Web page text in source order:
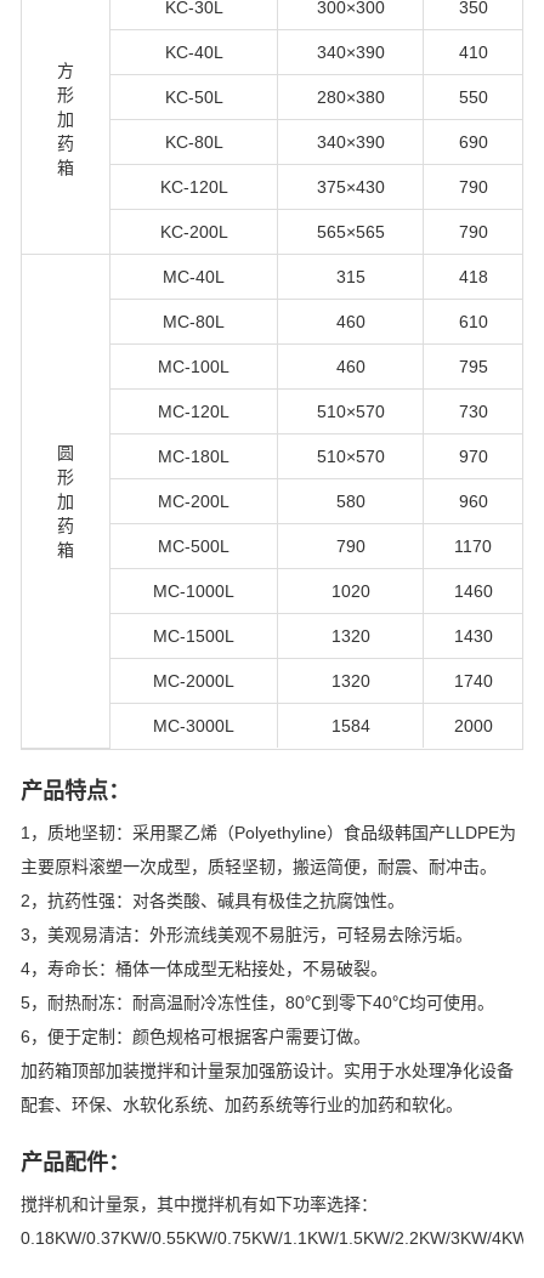
方
形
加
药
箱
KC-30L 300×300 350
KC-40L 340×390 410
KC-50L 280×380 550
KC-80L 340×390 690
KC-120L 375×430 790
KC-200L 565×565 790
圆
形
加
药
箱
MC-40L 315 418
MC-80L 460 610
MC-100L 460 795
MC-120L 510×570 730
MC-180L 510×570 970
MC-200L 580 960
MC-500L 790 1170
MC-1000L 1020 1460
MC-1500L 1320 1430
MC-2000L 1320 1740
MC-3000L 1584 2000
产品特点：
1，质地坚韧：采用聚乙烯（Polyethyline）食品级韩国产LLDPE为
主要原料滚塑一次成型，质轻坚韧，搬运简便，耐震、耐冲击。
2，抗药性强：对各类酸、碱具有极佳之抗腐蚀性。
3，美观易清洁：外形流线美观不易脏污，可轻易去除污垢。
4，寿命长：桶体一体成型无粘接处，不易破裂。
5，耐热耐冻：耐高温耐冷冻性佳，80℃到零下40℃均可使用。
6，便于定制：颜色规格可根据客户需要订做。
加药箱顶部加装搅拌和计量泵加强筋设计。实用于水处理净化设备
配套、环保、水软化系统、加药系统等行业的加药和软化。
产品配件：
搅拌机和计量泵，其中搅拌机有如下功率选择：
0.18KW/0.37KW/0.55KW/0.75KW/1.1KW/1.5KW/2.2KW/3KW/4KW/